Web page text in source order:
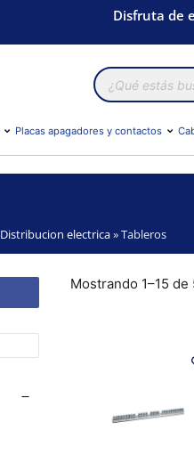
Disfruta de
Búsqueda
de
productos
Placas apagadores y contactos
Distribucion electrica»Tableros
Mostrando 1–15